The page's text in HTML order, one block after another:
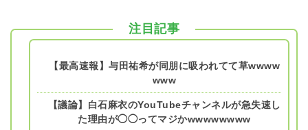
注目記事
【最高速報】与田祐希が同朋に吸われてて草wwww
www
【議論】白石麻衣のYouTubeチャンネルが急失速し
た理由が◯◯ってマジかwwwwwwww